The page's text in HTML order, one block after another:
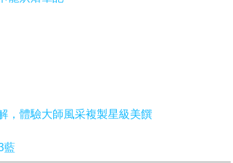
，體驗大師風采複製星級美饌
藍